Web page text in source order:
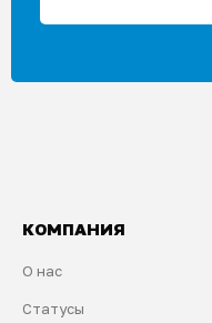
КОМПАНИЯ
О нас
Статусы